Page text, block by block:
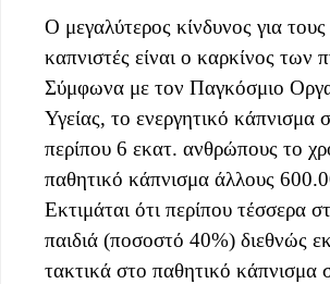
Ο μεγαλύτερος κίνδυνος για τους
καπνιστές είναι ο καρκίνος των
Σύμφωνα με τον Παγκόσμιο
Υγείας, το ενεργητικό κάπνισμα
περίπου 6 εκατ. ανθρώπους το
παθητικό κάπνισμα άλλους
Εκτιμάται ότι περίπου τέσσερα
παιδιά (ποσοστό 40%) διεθνώς
τακτικά στο παθητικό κάπνισμα